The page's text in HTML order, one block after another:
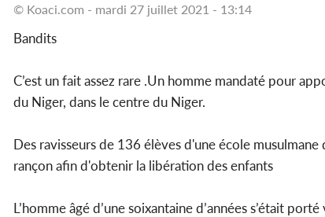
© Koaci.com - mardi 27 juillet 2021 - 13:14
Bandits
C’est un fait assez rare .Un homme mandaté pour
du Niger, dans le centre du Niger.
Des ravisseurs de 136 élèves d'une école
rançon afin d'obtenir la libération des enfants
L’homme âgé d’une soixantaine d’années s’était